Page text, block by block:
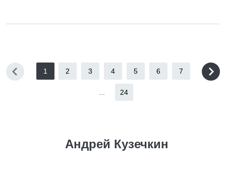
1 2 3 4 5 6 7
24
Андрей Кузечкин